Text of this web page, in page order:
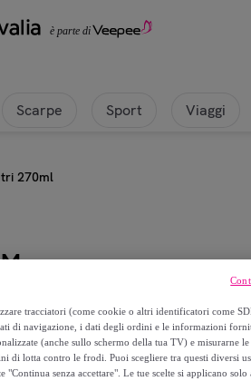
Scarpe Sport Viaggi
270ml
di 4 bicchieri rigati
,99 €
tracciatori (come cookie o altri identificatori come
di navigazione, i dati degli ordini e le informazioni
(anche sullo schermo della tua TV) e misurarne le
di lotta contro le frodi. Puoi scegliere tra questi diversi
senza accettare". Le tue scelte si applicano solo